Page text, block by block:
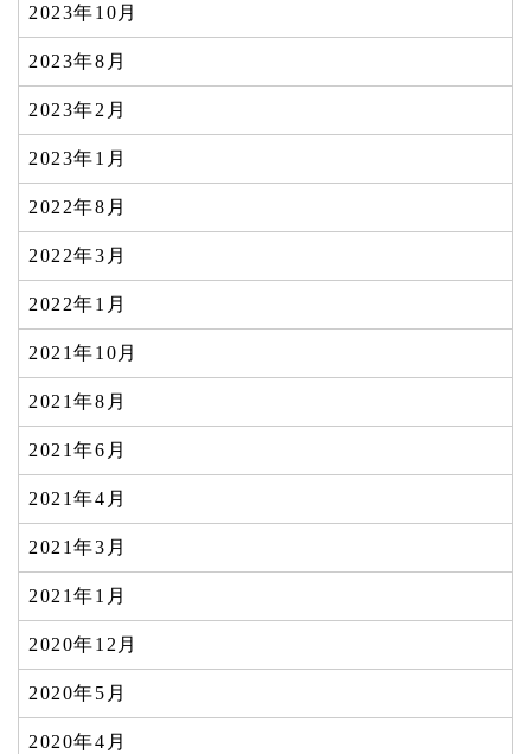
2023年10月
2023年8月
2023年2月
2023年1月
2022年8月
2022年3月
2022年1月
2021年10月
2021年8月
2021年6月
2021年4月
2021年3月
2021年1月
2020年12月
2020年5月
2020年4月